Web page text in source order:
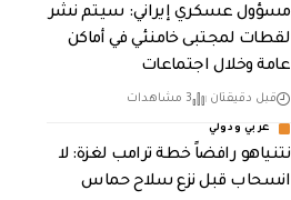
مسؤول عسكري إيراني: سيتم نشر
لقطات لمجتبى خامنئي في أماكن
عامة وخلال اجتماعات
قبل دقيقتان 3 مشاهدات
عربي ودولي
نتنياهو رافضاً خطة ترامب لغزة: لا
انسحاب قبل نزع سلاح حماس